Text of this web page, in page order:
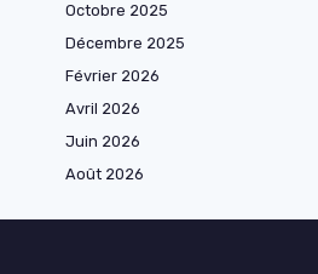
Octobre 2025
Décembre 2025
Février 2026
Avril 2026
Juin 2026
Août 2026